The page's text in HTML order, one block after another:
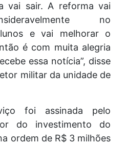
vai sair. A reforma vai
no
e vai melhorar o
é com muita alegria
essa notícia”, disse
militar da unidade de
foi assinada pelo
do investimento do
ordem de R$ 3 milhões